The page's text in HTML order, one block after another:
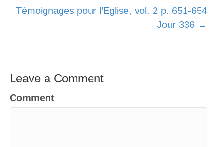
Témoignages pour l’Eglise, vol. 2 p. 651-654
Jour 336 →
Leave a Comment
Comment